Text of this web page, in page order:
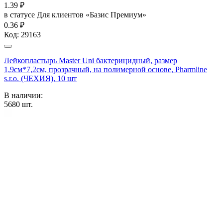
1.39 ₽
в статусе Для клиентов «Базис Премиум»
0.36 ₽
Код: 29163
Лейкопластырь Master Uni бактерицидный, размер
1,9см*7,2см, прозрачный, на полимерной основе, Pharmline
s.r.o. (ЧЕХИЯ), 10 шт
В наличии:
5680 шт.